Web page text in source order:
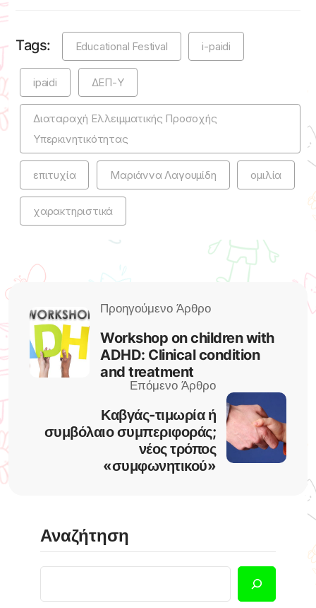
Tags: Educational Festival i-paidi
ipaidi ΔΕΠ-Υ
Διαταραχή Ελλειμματικής Προσοχής
Υπερκινητικότητας
επιτυχία Μαριάννα Λαγουμίδη ομιλία
χαρακτηριστικά
Workshop on children with
ADHD: Clinical condition
and treatment
Καβγάς-τιμωρία ή
συμβόλαιο συμπεριφοράς;
νέος τρόπος
«συμφωνητικού»
Αναζήτηση